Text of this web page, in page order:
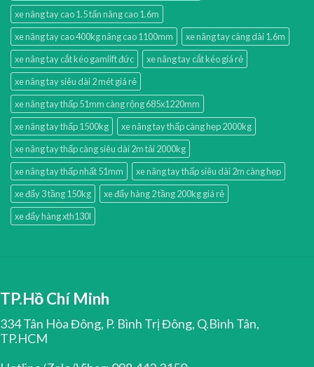
xe nâng tay cao 1.5 tấn nâng cao 1.6m
xe nâng tay cao 400kg nâng cao 1100mm
xe nâng tay càng dài 1.6m
xe nâng tay cắt kéo gamlift đức
xe nâng tay cắt kéo giá rẻ
xe nâng tay siêu dài 2 mét giá rẻ
xe nâng tay thấp 51mm càng rộng 685x1220mm
xe nâng tay thấp 1500kg
xe nâng tay thấp càng hẹp 2000kg
xe nâng tay thấp càng siêu dài 2m tải 2000kg
xe nâng tay thấp nhất 51mm
xe nâng tay thấp siêu dài 2m càng hẹp
xe đẩy 3 tầng 150kg
xe đẩy hàng 2 tầng 200kg giá rẻ
xe đẩy hàng xth130l
TP.Hồ Chí Minh
334 Tân Hòa Đông, P. Bình Trị Đông, Q.Bình Tân,
TP.HCM